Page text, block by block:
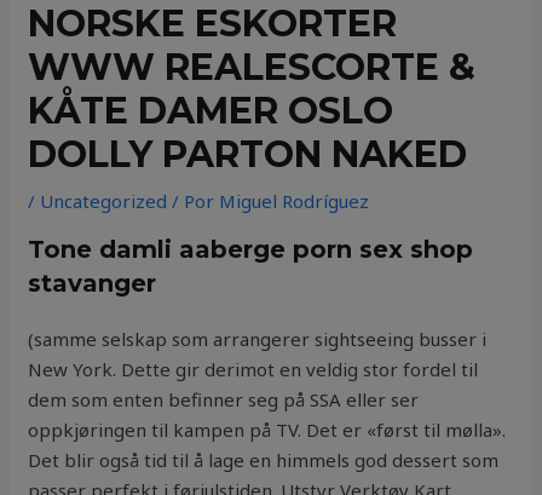
NORSKE ESKORTER
WWW REALESCORTE &
KÅTE DAMER OSLO
DOLLY PARTON NAKED
/ Uncategorized / Por Miguel Rodríguez
Tone damli aaberge porn sex shop
stavanger
(samme selskap som arrangerer sightseeing busser i
New York. Dette gir derimot en veldig stor fordel til
dem som enten befinner seg på SSA eller ser
oppkjøringen til kampen på TV. Det er «først til mølla».
Det blir også tid til å lage en himmels god dessert som